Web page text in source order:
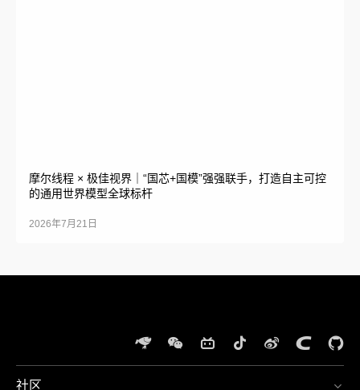
摩尔线程 × 极佳视界｜“国芯+国模”强强联手，打造自主可控
的通用世界模型全球标杆
2026年7月21日
社区